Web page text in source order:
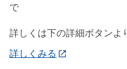
で
詳しくは下の詳細ボタンよ
詳しくみる